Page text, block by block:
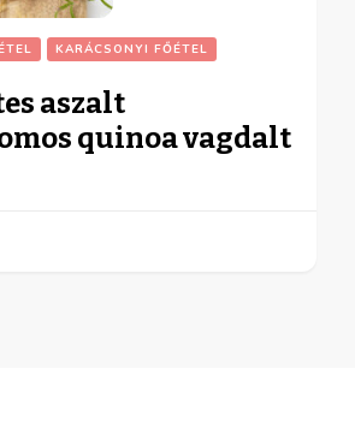
KARÁCSONYI FŐÉTEL
aszalt
quinoa vagdalt